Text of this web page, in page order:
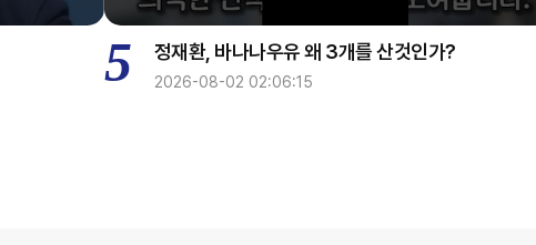
5 정재환, 바나나우유 왜 3개를 산것인가?
2026-08-02 02:06:15